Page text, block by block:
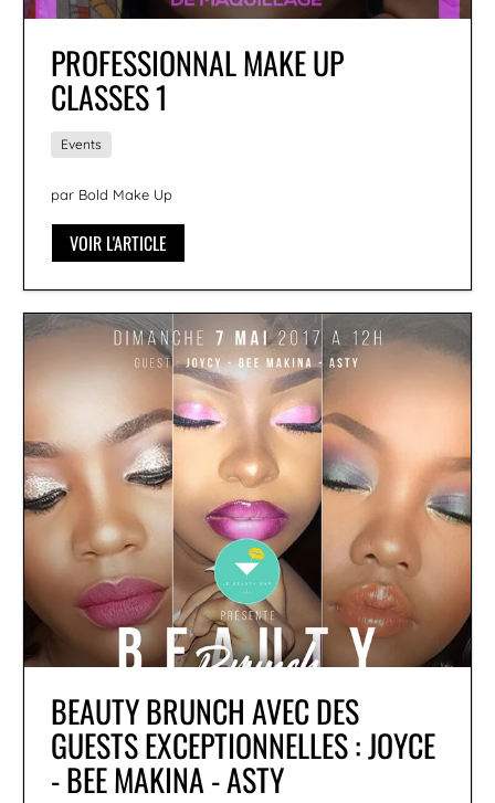
PROFESSIONNAL MAKE UP
CLASSES 1
Events
par Bold Make Up
VOIR L'ARTICLE
BEAUTY BRUNCH AVEC DES
GUESTS EXCEPTIONNELLES : JOYCE
- BEE MAKINA - ASTY